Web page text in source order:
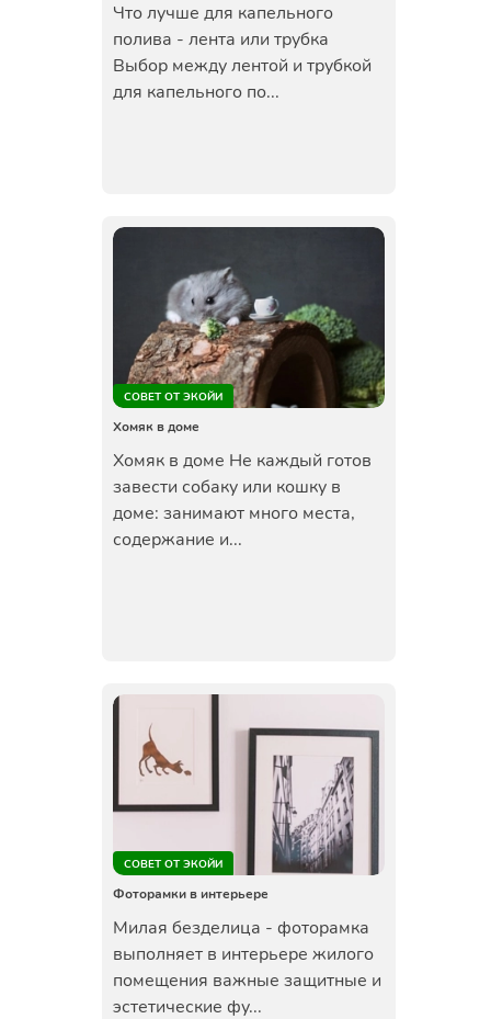
Что лучше для капельного
полива - лента или трубка
Выбор между лентой и трубкой
для капельного по...
СОВЕТ ОТ ЭКОЙИ
Хомяк в доме
Хомяк в доме Не каждый готов
завести собаку или кошку в
доме: занимают много места,
содержание и...
СОВЕТ ОТ ЭКОЙИ
Фоторамки в интерьере
Милая безделица - фоторамка
выполняет в интерьере жилого
помещения важные защитные и
эстетические фу...